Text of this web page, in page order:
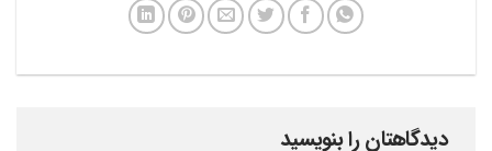
دیدگاهتان را بنویسید